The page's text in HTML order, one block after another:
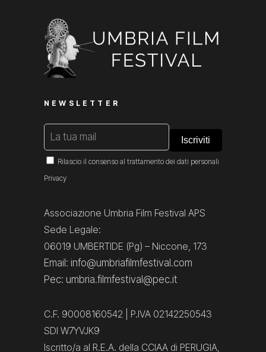
NEWSLETTER
Rilascio il consenso al trattamento dei dati personali
Privacy
Associazione Umbria Film Festival APS
Sede Legale:
06019 UMBERTIDE (Pg) – Niccone, 173
Email: info@umbriafilmfestival.com
Pec: umbria.filmfestival@pec.it
C.F. 90008160542 | P.IVA 02142250543
SDI W7YVJK9
Iscritto/a al R.E.A. della CCIAA di PERUGIA,